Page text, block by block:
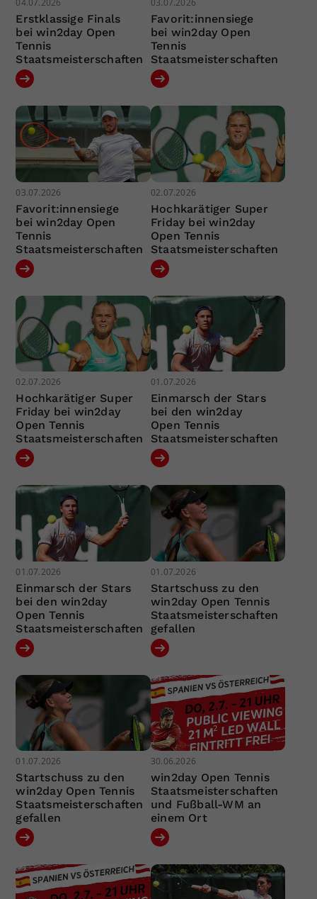
04.07.2026
Erstklassige Finals
bei win2day Open
Tennis
Staatsmeisterschaften
03.07.2026
Favorit:innensiege
bei win2day Open
Tennis
Staatsmeisterschaften
03.07.2026
Favorit:innensiege
bei win2day Open
Tennis
Staatsmeisterschaften
02.07.2026
Hochkarätiger Super
Friday bei win2day
Open Tennis
Staatsmeisterschaften
02.07.2026
Hochkarätiger Super
Friday bei win2day
Open Tennis
Staatsmeisterschaften
01.07.2026
Einmarsch der Stars
bei den win2day
Open Tennis
Staatsmeisterschaften
01.07.2026
Einmarsch der Stars
bei den win2day
Open Tennis
Staatsmeisterschaften
01.07.2026
Startschuss zu den
win2day Open Tennis
Staatsmeisterschaften
gefallen
01.07.2026
Startschuss zu den
win2day Open Tennis
Staatsmeisterschaften
gefallen
30.06.2026
win2day Open Tennis
Staatsmeisterschaften
und Fußball-WM an
einem Ort